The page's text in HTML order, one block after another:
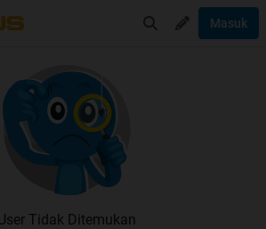
Masuk
Tidak Ditemukan